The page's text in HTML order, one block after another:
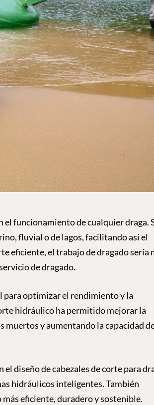
el funcionamiento de cualquier draga.
fluvial o de lagos, facilitando así el
eficiente, el trabajo de dragado sería
de dragado.
para optimizar el rendimiento y la
hidráulico ha permitido mejorar la
y aumentando la capacidad
diseño de cabezales de corte para
hidráulicos inteligentes. También
eficiente, duradero y sostenible.